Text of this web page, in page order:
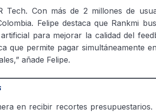
Con más de 2 millones de
Felipe destaca que Rankmi
para mejorar la calidad del
que permite pagar simultáneamente
añade Felipe.
en recibir recortes presupuestarios.